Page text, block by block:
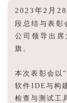
2023年2月28
段总结与表彰
公司领导出
旗。
本次表彰会以
软件IDE与构
检查与测试工